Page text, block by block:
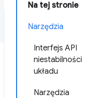
Na tej stronie
Narzędzia
Interfejs API
niestabilności
układu
Narzędzia